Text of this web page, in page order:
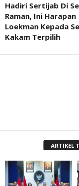
Hadiri Sertijab Di
Raman, Ini Harapan
Loekman Kepada
Kakam Terpilih
ARTIKEL